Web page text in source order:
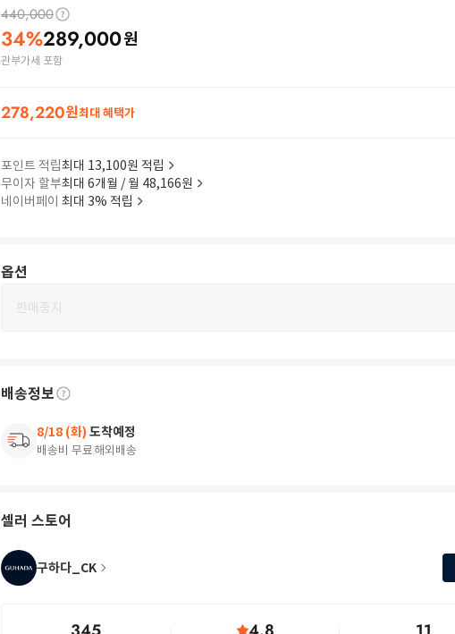
440,000
34%289,000원
관부가세 포함
278,220원최대 혜택가
포인트 적립최대 13,100원 적립
무이자 할부최대 6개월 / 월 48,166원
네이버페이 최대 3% 적립
옵션
판매중지
배송정보
8/18 (화) 도착예정
배송비 무료해외배송
셀러 스토어
구하다_CK